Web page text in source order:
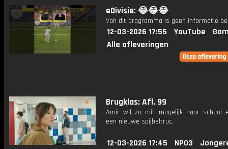
eDivisie: 😂😂😂
Van dit programma is geen informatie
12-03-2026 17:55 YouTube
Alle afleveringen
Brugklas: Afl. 99
Amir wil zo min mogelijk naar school
een nieuwe spijbeltruc.
12-03-2026 17:45 NPO3